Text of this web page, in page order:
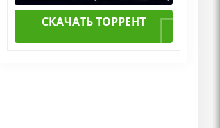
СКАЧАТЬ ТОРРЕНТ